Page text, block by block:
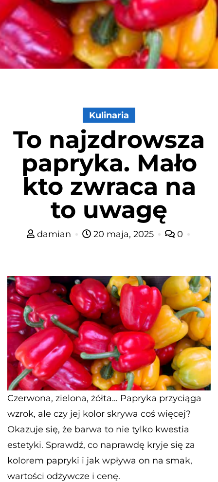
Kulinaria
To najzdrowsza
papryka. Mało
kto zwraca na
to uwagę
damian 20 maja, 2025 0
Czerwona, zielona, żółta… Papryka przyciąga
wzrok, ale czy jej kolor skrywa coś więcej?
Okazuje się, że barwa to nie tylko kwestia
estetyki. Sprawdź, co naprawdę kryje się za
kolorem papryki i jak wpływa on na smak,
wartości odżywcze i cenę.